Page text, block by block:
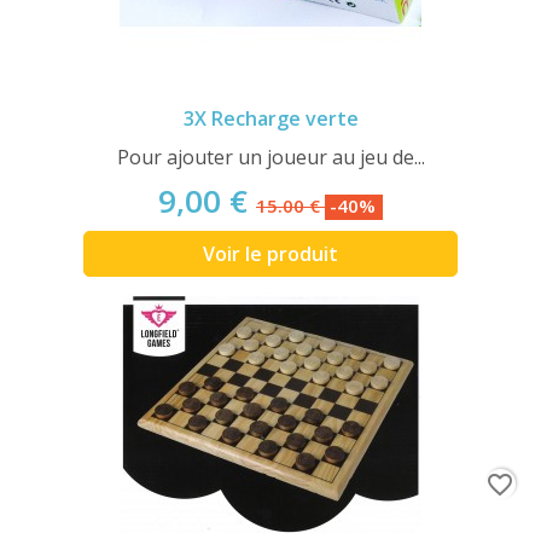
3X Recharge verte
Pour ajouter un joueur au jeu de...
9,00 € 15.00 € -40%
Voir le produit
favorite_border